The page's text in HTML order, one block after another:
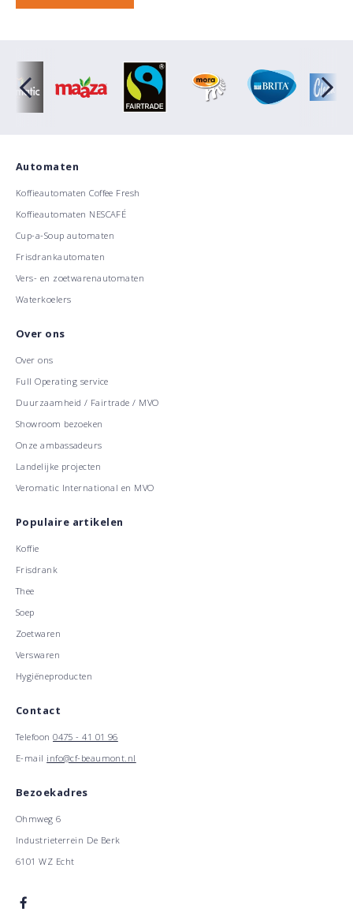
Automaten
Koffieautomaten Coffee Fresh
Koffieautomaten NESCAFÉ
Cup-a-Soup automaten
Frisdrankautomaten
Vers- en zoetwarenautomaten
Waterkoelers
Over ons
Over ons
Full Operating service
Duurzaamheid / Fairtrade / MVO
Showroom bezoeken
Onze ambassadeurs
Landelijke projecten
Veromatic International en MVO
Populaire artikelen
Koffie
Frisdrank
Thee
Soep
Zoetwaren
Verswaren
Hygiëneproducten
Contact
Telefoon0475 - 41 01 96
E-mail info@cf-beaumont.nl
Bezoekadres
Ohmweg 6
Industrieterrein De Berk
6101 WZ Echt